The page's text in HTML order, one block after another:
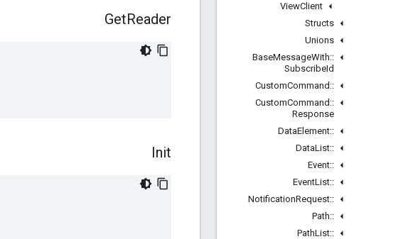
ViewClient
Structs
Unions
::
BaseMessageWith
SubscribeId
::
CustomCommand
::
CustomCommand
Response
::
DataElement
::
DataList
::
Event
::
EventList
::
NotificationRequest
::
Path
::
PathList
GetReader
Init